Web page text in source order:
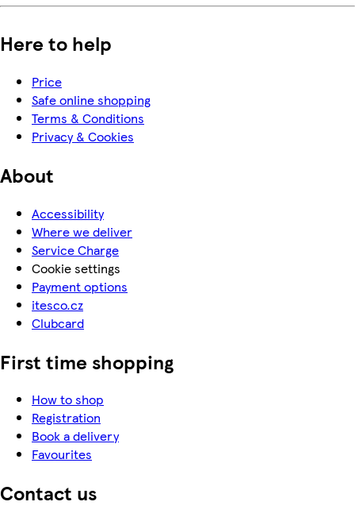
Here to help
Price
Safe online shopping
Terms & Conditions
Privacy & Cookies
About
Accessibility
Where we deliver
Service Charge
Cookie settings
Payment options
itesco.cz
Clubcard
First time shopping
How to shop
Registration
Book a delivery
Favourites
Contact us